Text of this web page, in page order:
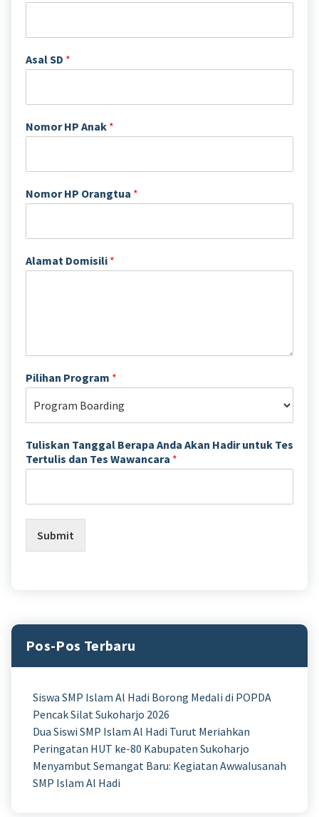
Asal SD *
Nomor HP Anak *
Nomor HP Orangtua *
Alamat Domisili *
Pilihan Program *
Tuliskan Tanggal Berapa Anda Akan Hadir untuk Tes
Tertulis dan Tes Wawancara *
Submit
Pos-Pos Terbaru
Siswa SMP Islam Al Hadi Borong Medali di POPDA
Pencak Silat Sukoharjo 2026
Dua Siswi SMP Islam Al Hadi Turut Meriahkan
Peringatan HUT ke-80 Kabupaten Sukoharjo
Menyambut Semangat Baru: Kegiatan Awwalusanah
SMP Islam Al Hadi